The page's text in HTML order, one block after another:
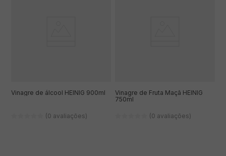
Vinagre de álcool HEINIG 900ml
(0 avaliações)
Vinagre de Fruta Maçã HEINIG
750ml
(0 avaliações)